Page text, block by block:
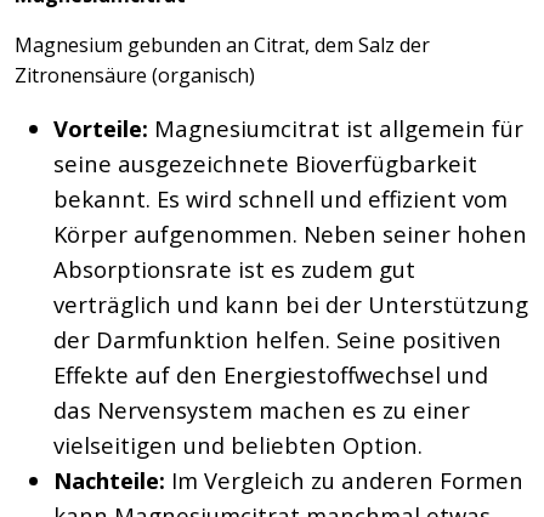
Magnesium gebunden an Citrat, dem Salz der
Zitronensäure (organisch)
Vorteile: Magnesiumcitrat ist allgemein für
seine ausgezeichnete Bioverfügbarkeit
bekannt. Es wird schnell und effizient vom
Körper aufgenommen. Neben seiner hohen
Absorptionsrate ist es zudem gut
verträglich und kann bei der Unterstützung
der Darmfunktion helfen. Seine positiven
Effekte auf den Energiestoffwechsel und
das Nervensystem machen es zu einer
vielseitigen und beliebten Option.
Nachteile: Im Vergleich zu anderen Formen